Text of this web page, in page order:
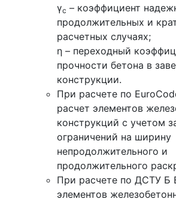
γc – коэффициент
продолжительных и
расчетных случаях;
η – переходный
прочности бетона в
конструкции.
При расчете по
расчет элементов
конструкций с учетом
ограничений на ширину
непродолжительного и
продолжительного
При расчете по ДСТУ Б
элементов